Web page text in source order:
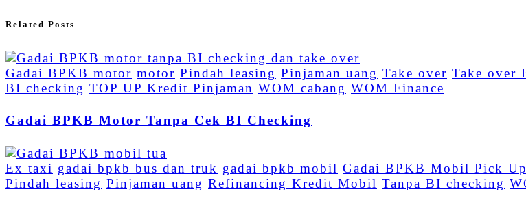
Related Posts
Gadai BPKB motor motor Pindah leasing Pinjaman uang Take over Take over
BI checking TOP UP Kredit Pinjaman WOM cabang WOM Finance
Gadai BPKB Motor Tanpa Cek BI Checking
Ex taxi gadai bpkb bus dan truk gadai bpkb mobil Gadai BPKB Mobil Pick Up
Pindah leasing Pinjaman uang Refinancing Kredit Mobil Tanpa BI checking